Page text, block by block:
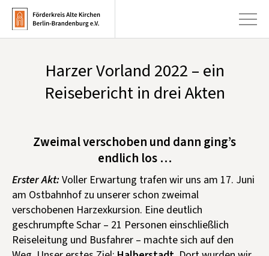
Infobrief abonnieren
Aktuelles
Publikationen
Förderung & Spenden +
Über uns
Harzer Vorland 2022 – ein
Reisebericht in drei Akten
Zweimal verschoben und dann ging’s
endlich los …
Erster Akt: Voller Erwartung trafen wir uns am 17. Juni
am Ostbahnhof zu unserer schon zweimal
verschobenen Harzexkursion. Eine deutlich
geschrumpfte Schar – 21 Personen einschließlich
Reiseleitung und Busfahrer – machte sich auf den